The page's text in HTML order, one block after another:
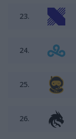
23.
24.
25.
26.